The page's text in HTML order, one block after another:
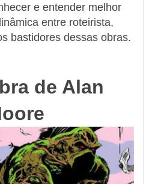
e entender melhor
entre roteirista,
bastidores dessas obras.
de Alan